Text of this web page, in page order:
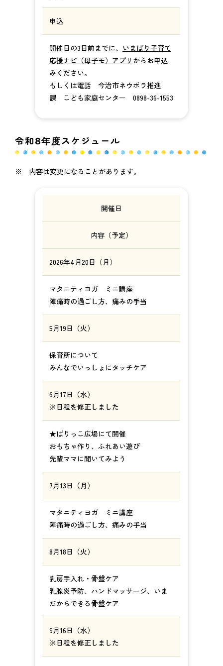
申込
開催日の3日前までに、 いまばり子育て
応援ナビ（母子モ）アプリ からお申込
みください。
もしくは電話 今治市ネウボラ推進
課 こども家庭センター 0898-36-1553
令和8年度スケジュール
※ 内容は変更になることがあります。
開催日
内容（予定）
2026年4月20日（月）
マタニティヨガ ミニ講座
陣痛時の過ごし方、痛みの手当
5月19日（火）
保育所について
みんなでいっしょにタッチケア
6月17日（水）
※日程を修正しました
★ばりっこ広場にて開催
おもちゃ作り、ふれあい遊び
先輩ママに聞いてみよう
7月13日（月）
マタニティヨガ ミニ講座
陣痛時の過ごし方、痛みの手当
8月18日（火）
乳房手入れ・骨盤ケア
乳腺炎予防、ハンドマッサージ、いま
だからできる骨盤ケア
9月16日（水）
※日程を修正しました